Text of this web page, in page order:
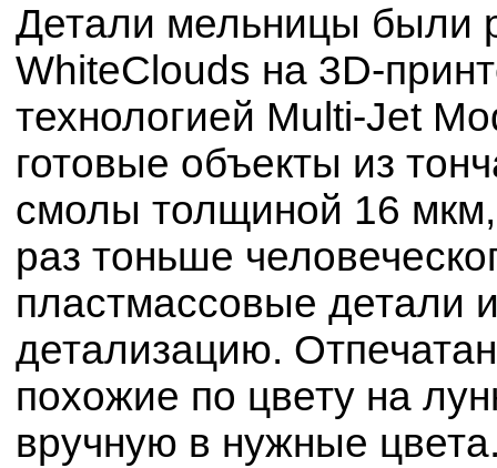
Детали мельницы были
WhiteClouds на 3D-
технологией Multi-Jet
готовые объекты из
смолы толщиной 16
раз тоньше
пластмассовые детали
детализацию.
похожие по цвету на
вручную в нужные